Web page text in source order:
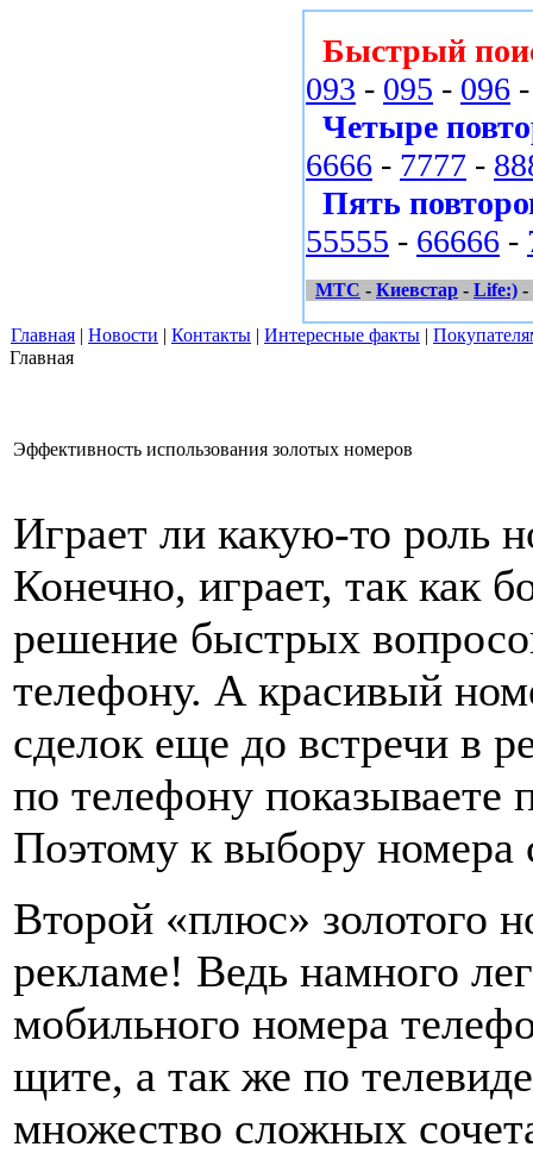
Быстрый
093 - 095 - 096
Четыре
6666 - 7777 -
Пять
55555 - 66666 -
МТС - Киевстар - Life:) -
Главная | Новости | Контакты | Интересные факты |
Главная
Эффективность использования золотых номеров
Играет ли какую-то роль
Конечно, играет, так как
решение быстрых
телефону. А красивый
сделок еще до встречи в
по телефону показываете
Поэтому к выбору номера
Второй «плюс» золотого
рекламе! Ведь намного
мобильного номера
щите, а так же по
множество сложных